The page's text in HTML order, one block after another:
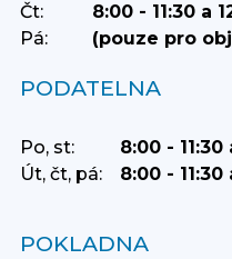
Čt:
8:00 - 11:30 a
Pá:
(pouze pro
PODATELNA
Po, st:
8:00 - 11:30
Út, čt, pá:
8:00 - 11:30
POKLADNA